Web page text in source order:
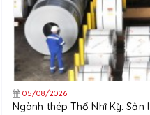
05/08/2026
Ngành thép Thổ Nhĩ Kỳ: